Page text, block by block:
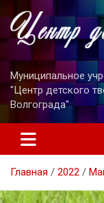
к
содержимому
Муниципальное
"Центр детского
Волгограда"
Главная 2022